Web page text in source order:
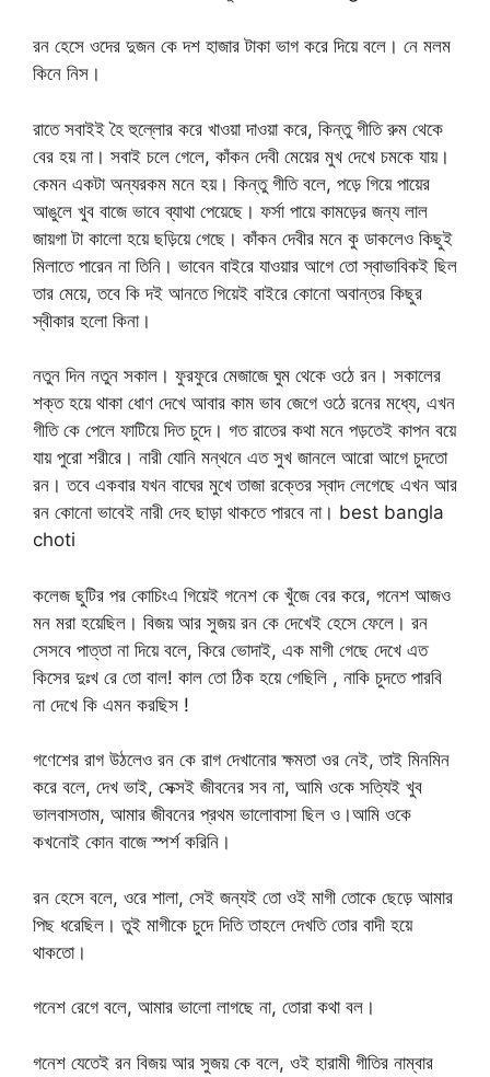
রন হেসে ওদের দুজন কে দশ হাজার টাকা ভাগ করে দিয়ে বলে। নে মলম
কিনে নিস।
রাতে সবাইই হৈ হুল্লোর করে খাওয়া দাওয়া করে, কিন্তু গীতি রুম থেকে
বের হয় না। সবাই চলে গেলে, কাঁকন দেবী মেয়ের মুখ দেখে চমকে যায়।
কেমন একটা অন্যরকম মনে হয়। কিন্তু গীতি বলে, পড়ে গিয়ে পায়ের
আঙুলে খুব বাজে ভাবে ব্যাথা পেয়েছে। ফর্সা পায়ে কামড়ের জন্য লাল
জায়গা টা কালো হয়ে ছড়িয়ে গেছে। কাঁকন দেবীর মনে কু ডাকলেও কিছুই
মিলাতে পারেন না তিনি। ভাবেন বাইরে যাওয়ার আগে তো স্বাভাবিকই ছিল
তার মেয়ে, তবে কি দই আনতে গিয়েই বাইরে কোনো অবান্তর কিছুর
স্বীকার হলো কিনা।
নতুন দিন নতুন সকাল। ফুরফুরে মেজাজে ঘুম থেকে ওঠে রন। সকালের
শক্ত হয়ে থাকা ধোণ দেখে আবার কাম ভাব জেগে ওঠে রনের মধ্যে, এখন
গীতি কে পেলে ফাটিয়ে দিত চুদে। গত রাতের কথা মনে পড়তেই কাপন বয়ে
যায় পুরো শরীরে। নারী যোনি মন্থনে এত সুখ জানলে আরো আগে চুদতো
রন। তবে একবার যখন বাঘের মুখে তাজা রক্তের স্বাদ লেগেছে এখন আর
রন কোনো ভাবেই নারী দেহ ছাড়া থাকতে পারবে না। best bangla
choti
কলেজ ছুটির পর কোচিংএ গিয়েই গনেশ কে খুঁজে বের করে, গনেশ আজও
মন মরা হয়েছিল। বিজয় আর সুজয় রন কে দেখেই হেসে ফেলে। রন
সেসবে পাত্তা না দিয়ে বলে, কিরে ভোদাই, এক মাগী গেছে দেখে এত
কিসের দুঃখ রে তো বাল! কাল তো ঠিক হয়ে গেছিলি , নাকি চুদতে পারবি
না দেখে কি এমন করছিস !
গণেশের রাগ উঠলেও রন কে রাগ দেখানোর ক্ষমতা ওর নেই, তাই মিনমিন
করে বলে, দেখ ভাই, সেক্সই জীবনের সব না, আমি ওকে সত্যিই খুব
ভালবাসতাম, আমার জীবনের প্রথম ভালোবাসা ছিল ও।আমি ওকে
কখনোই কোন বাজে স্পর্শ করিনি।
রন হেসে বলে, ওরে শালা, সেই জন্যই তো ওই মাগী তোকে ছেড়ে আমার
পিছ ধরেছিল। তুই মাগীকে চুদে দিতি তাহলে দেখতি তোর বাদী হয়ে
থাকতো।
গনেশ রেগে বলে, আমার ভালো লাগছে না, তোরা কথা বল।
গনেশ যেতেই রন বিজয় আর সুজয় কে বলে, ওই হারামী গীতির নাম্বার